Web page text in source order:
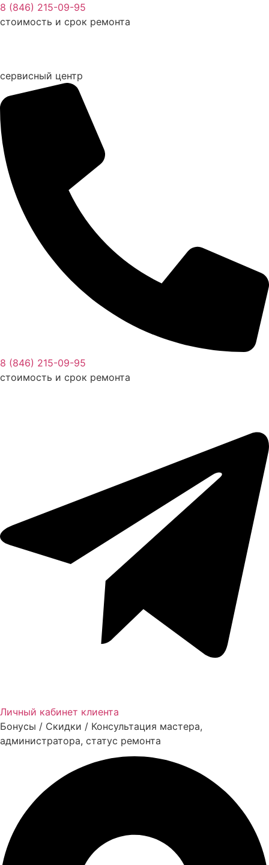
Перейти
к
8 (846) 215-09-95
стоимость и срок ремонта
сервисный центр
8 (846) 215-09-95
стоимость и срок ремонта
Личный кабинет клиента
Бонусы / Скидки / Консультация мастера,
администратора, статус ремонта